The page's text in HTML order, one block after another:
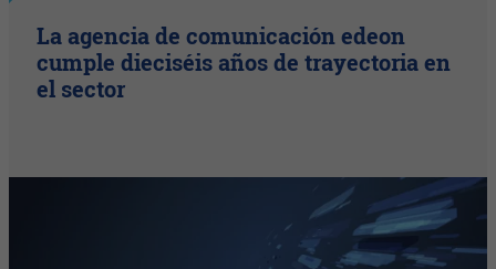
La agencia de comunicación edeon
cumple dieciséis años de trayectoria en
el sector